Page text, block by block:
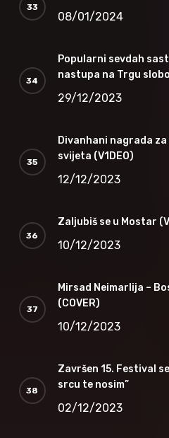
08/01/2024
Popularni sevdah
nastupa na Trgu
29/12/2023
Divanhani nagrada
svijeta (V1DEO)
12/12/2023
Zaljubiš se u Mostar
10/12/2023
Mirsad Neimarlija –
(COVER)
10/12/2023
Završen 15. Festival
srcu te nosim”
02/12/2023